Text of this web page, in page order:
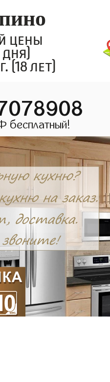
цены
(18 лет)
бесплатный!